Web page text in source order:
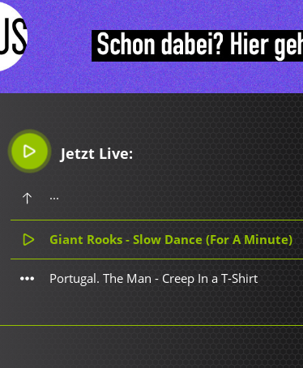
Jetzt Live:
...
Giant Rooks - Slow Dance (For A Minute)
Portugal. The Man - Creep In a T-Shirt